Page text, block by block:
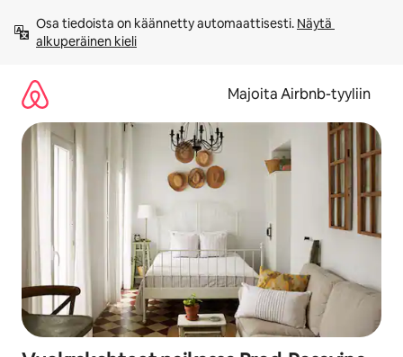
sisältö
väliin
Osa tiedoista on käännetty automaattisesti. Näytä
alkuperäinen kieli
Majoita Airbnb-tyyliin